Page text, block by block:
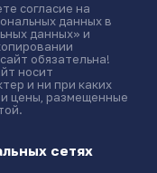
согласие на
данных в
данных» и
обязательна!
носит
и ни при каких
цены, размещенные
сетях